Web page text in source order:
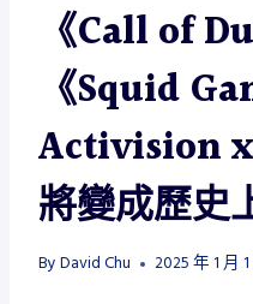
《Call of
《Squid
Activision
將變成歷史
By David Chu 2025 年 1 月 1